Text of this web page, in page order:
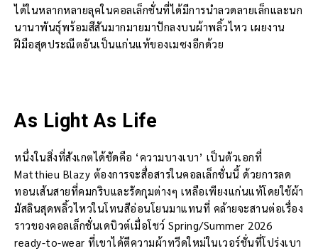
ได้ในหลากหลายลุคในคอลเล็กชั่นที่ได้มีการนำลวดลายเล็กและนก
นานาพันธุ์พร้อมสีสันมากมายมาปักลงบนผ้าพลิ้วไหว เผยงาน
ฝีมือสุดประณีตอันเป็นแก่นแท้ของเมซงอีกด้วย
As Light As Life
หนึ่งในสิ่งที่สังเกตได้ชัดคือ ‘ความบางเบา’ เป็นตัวเอกที่
Matthieu Blazy ต้องการจะสื่อสารในคอลเล็กชั่นนี้ ด้วยการลด
ทอนเส้นสายที่คมกริบและรัดกุมต่างๆ เหลือเพียงแก่นแท้โดยใช้ผ้า
มัสลินสุดพลิ้วไหวในโทนสีอ่อนโยนมาแทนที่ คล้ายจะสานต่อเรื่อง
ราวของคอลเล็กชั่นเดบิวต์เมื่อโชว์ Spring/Summer 2026
ready-to-wear ที่เขาได้ตีความผ้าทวีดใหม่ในเวอร์ชั่นที่โปร่งเบา